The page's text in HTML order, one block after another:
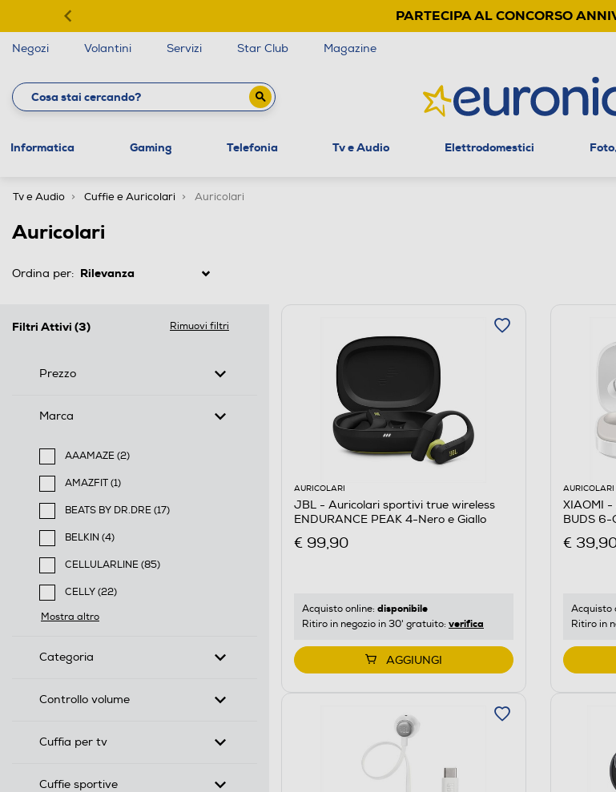
PARTECIPA AL CONCORSO
Negozi Volantini Servizi Star Club Magazine
Informatica Gaming Telefonia Tv e Audio Elettrodomestici
Tv e Audio Cuffie e Auricolari Auricolari
Auricolari
Ordina per:
Filtri Attivi (3) Rimuovi filtri
Prezzo
Marca
AAAMAZE (2)
Filtra per Marca: AAAMAZE
AMAZFIT (1)
Filtra per Marca: AMAZFIT
BEATS BY DR.DRE (17)
Filtra per Marca: BEATS BY DR.DRE
BELKIN (4)
Filtra per Marca: BELKIN
CELLULARLINE (85)
Filtra per Marca: CELLULARLINE
CELLY (22)
Filtra per Marca: CELLY
Mostra altro
Categoria
Controllo volume
Cuffia per tv
Cuffie sportive
AURICOLARI
JBL - Auricolari sportivi true wireless
ENDURANCE PEAK 4-Nero e Giallo
€ 99,90
Acquisto online: disponibile
Ritiro in negozio in 30' gratuito: verifica
AGGIUNGI
AURICOLARI
XIAOMI -
BUDS 6-
€
Acquisto
Ritiro in